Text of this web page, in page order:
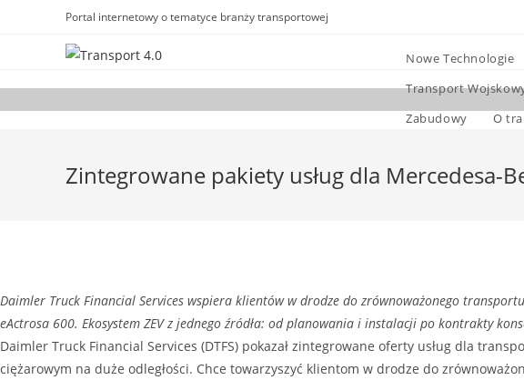
Portal internetowy o tematyce branży transportowej
Nowe Technologie
Transport
Zabudowy
O
Zintegrowane pakiety usług dla Mercedesa-
Daimler Truck Financial Services wspiera klientów w drodze do zrównoważonego
eActrosa 600. Ekosystem ZEV z jednego źródła: od planowania i instalacji po kontrakty
Daimler Truck Financial Services (DTFS) pokazał zintegrowane oferty usług dla
ciężarowym na duże odległości. Chce towarzyszyć klientom w drodze do